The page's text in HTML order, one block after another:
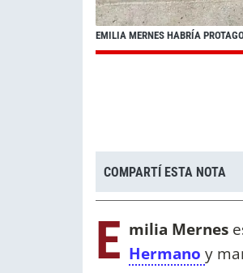
EMILIA MERNES HABRÍA
COMPARTÍ ESTA NOTA
E milia Mernes
Hermano y